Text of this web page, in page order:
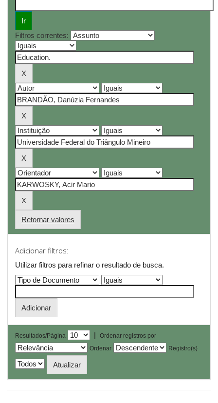
Filtros correntes:
Retornar valores
Adicionar filtros:
Utilizar filtros para refinar o resultado de busca.
Resultados/Página |
Ordenar registros por
Ordenar
Registro(s)